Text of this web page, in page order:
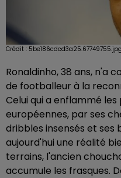
Crédit : 5be186cdcd3a25.67749755.jpg
Ronaldinho, 38 ans, n'a
de footballeur à la
Celui qui a enflammé
européennes, par ses
dribbles insensés et ses
aujourd'hui une réalité
terrains, l'ancien
accumule les frasques.